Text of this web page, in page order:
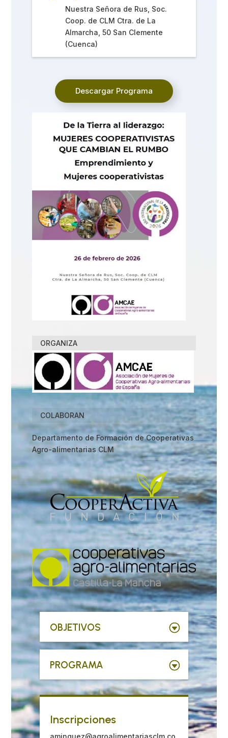
Nuestra Señora de Rus, Soc.
Coop. de CLM Ctra. de La
Almarcha, 50 San Clemente
(Cuenca)
Descargar Programa
ORGANIZA
COLABORAN
Departamento de Formación de Cooperativas
Agro-alimentarias CLM
OBJETIVOS
PROGRAMA
Inscripciones
aminguez@agroalimentariasclm.co